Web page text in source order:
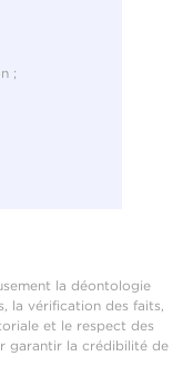
;
la déontologie
la vérification des faits,
et le respect des
garantir la crédibilité de